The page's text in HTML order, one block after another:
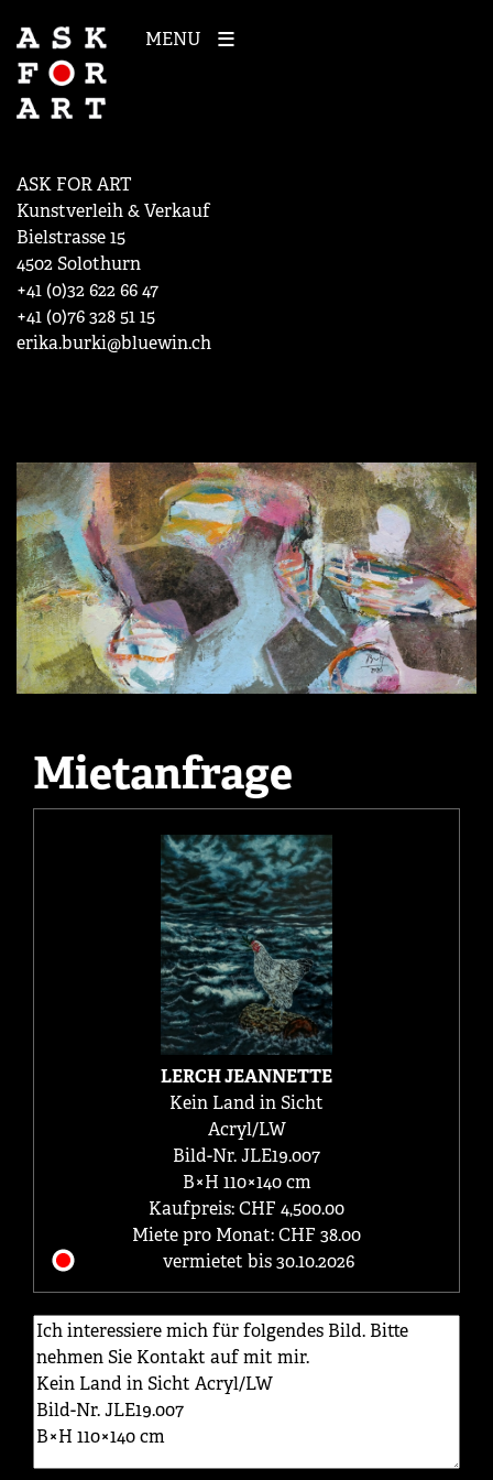
MENU
ASK FOR ART
Kunstverleih & Verkauf
Bielstrasse 15
4502 Solothurn
+41 (0)32 622 66 47
+41 (0)76 328 51 15
erika.burki@bluewin.ch
Mietanfrage
LERCH JEANNETTE
Kein Land in Sicht
Acryl/LW
Bild-Nr. JLE19.007
B×H 110×140 cm
Kaufpreis: CHF 4,500.00
Miete pro Monat: CHF 38.00
vermietet bis 30.10.2026